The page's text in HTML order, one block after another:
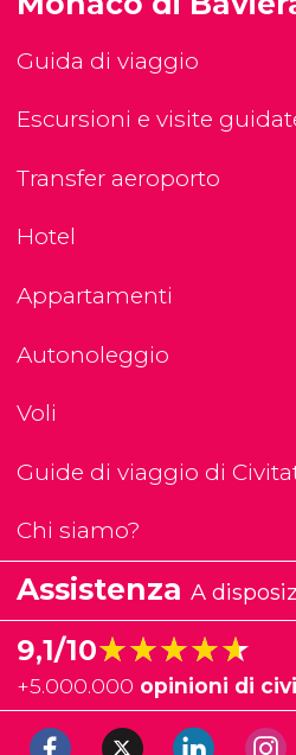
Guida di viaggio
Escursioni e visite
Transfer aeroporto
Hotel
Appartamenti
Autonoleggio
Voli
Guide di viaggio di
Chi siamo?
Assistenza A
9,1/10★★★★★
★★★★★
+5.000.000 opinioni di